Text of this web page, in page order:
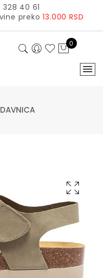
328 40 61
preko13.000 RSD
0